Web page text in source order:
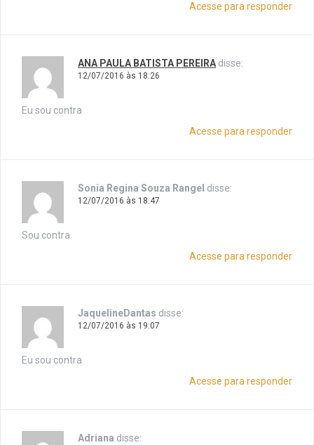
Acesse para responder
ANA PAULA BATISTA PEREIRA disse:
12/07/2016 às 18:26
Eu sou contra
Acesse para responder
Sonia Regina Souza Rangel disse:
12/07/2016 às 18:47
Sou contra
Acesse para responder
JaquelineDantas disse:
12/07/2016 às 19:07
Eu sou contra
Acesse para responder
Adriana disse: